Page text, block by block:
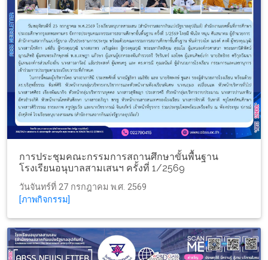
การประชุมคณะกรรมการสถานศึกษาขั้นพื้นฐาน
โรงเรียนอนุบาลสามเสนฯ ครั้งที่ 1/2569
วันจันทร์ที่ 27 กรกฎาคม พ.ศ. 2569
[ภาพกิจกรรม]